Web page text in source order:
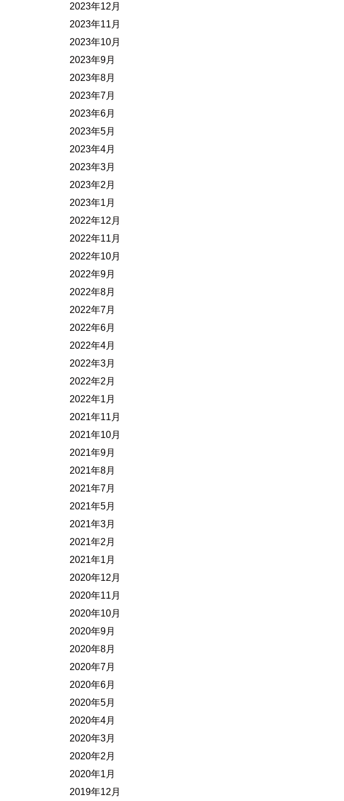
2023年12月
2023年11月
2023年10月
2023年9月
2023年8月
2023年7月
2023年6月
2023年5月
2023年4月
2023年3月
2023年2月
2023年1月
2022年12月
2022年11月
2022年10月
2022年9月
2022年8月
2022年7月
2022年6月
2022年4月
2022年3月
2022年2月
2022年1月
2021年11月
2021年10月
2021年9月
2021年8月
2021年7月
2021年5月
2021年3月
2021年2月
2021年1月
2020年12月
2020年11月
2020年10月
2020年9月
2020年8月
2020年7月
2020年6月
2020年5月
2020年4月
2020年3月
2020年2月
2020年1月
2019年12月